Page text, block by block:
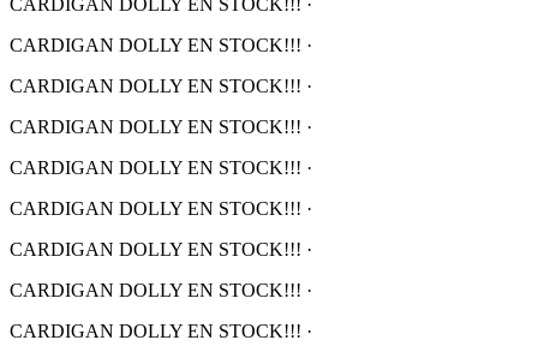
CARDIGAN DOLLY EN STOCK!!! ·
CARDIGAN DOLLY EN STOCK!!! ·
CARDIGAN DOLLY EN STOCK!!! ·
CARDIGAN DOLLY EN STOCK!!! ·
CARDIGAN DOLLY EN STOCK!!! ·
CARDIGAN DOLLY EN STOCK!!! ·
CARDIGAN DOLLY EN STOCK!!! ·
CARDIGAN DOLLY EN STOCK!!! ·
CARDIGAN DOLLY EN STOCK!!! ·